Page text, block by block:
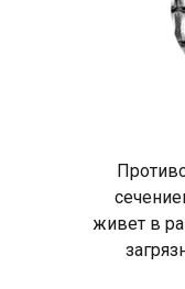
живет в